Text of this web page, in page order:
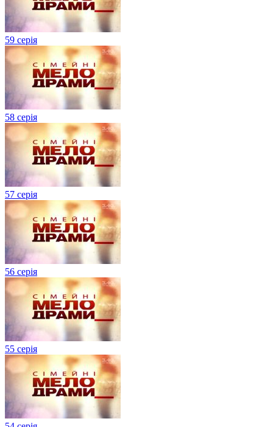
59 серія
58 серія
57 серія
56 серія
55 серія